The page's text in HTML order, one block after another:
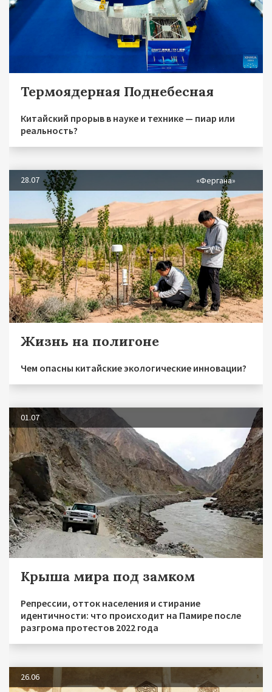
Термоядерная Поднебесная
Китайский прорыв в науке и технике — пиар или
реальность?
28.07 «Фергана»
Жизнь на полигоне
Чем опасны китайские экологические инновации?
01.07
Крыша мира под замком
Репрессии, отток населения и стирание
идентичности: что происходит на Памире после
разгрома протестов 2022 года
26.06